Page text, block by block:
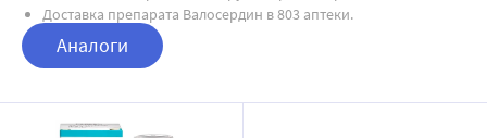
Доставка препарата Валосердин в 803 аптеки.
Аналоги